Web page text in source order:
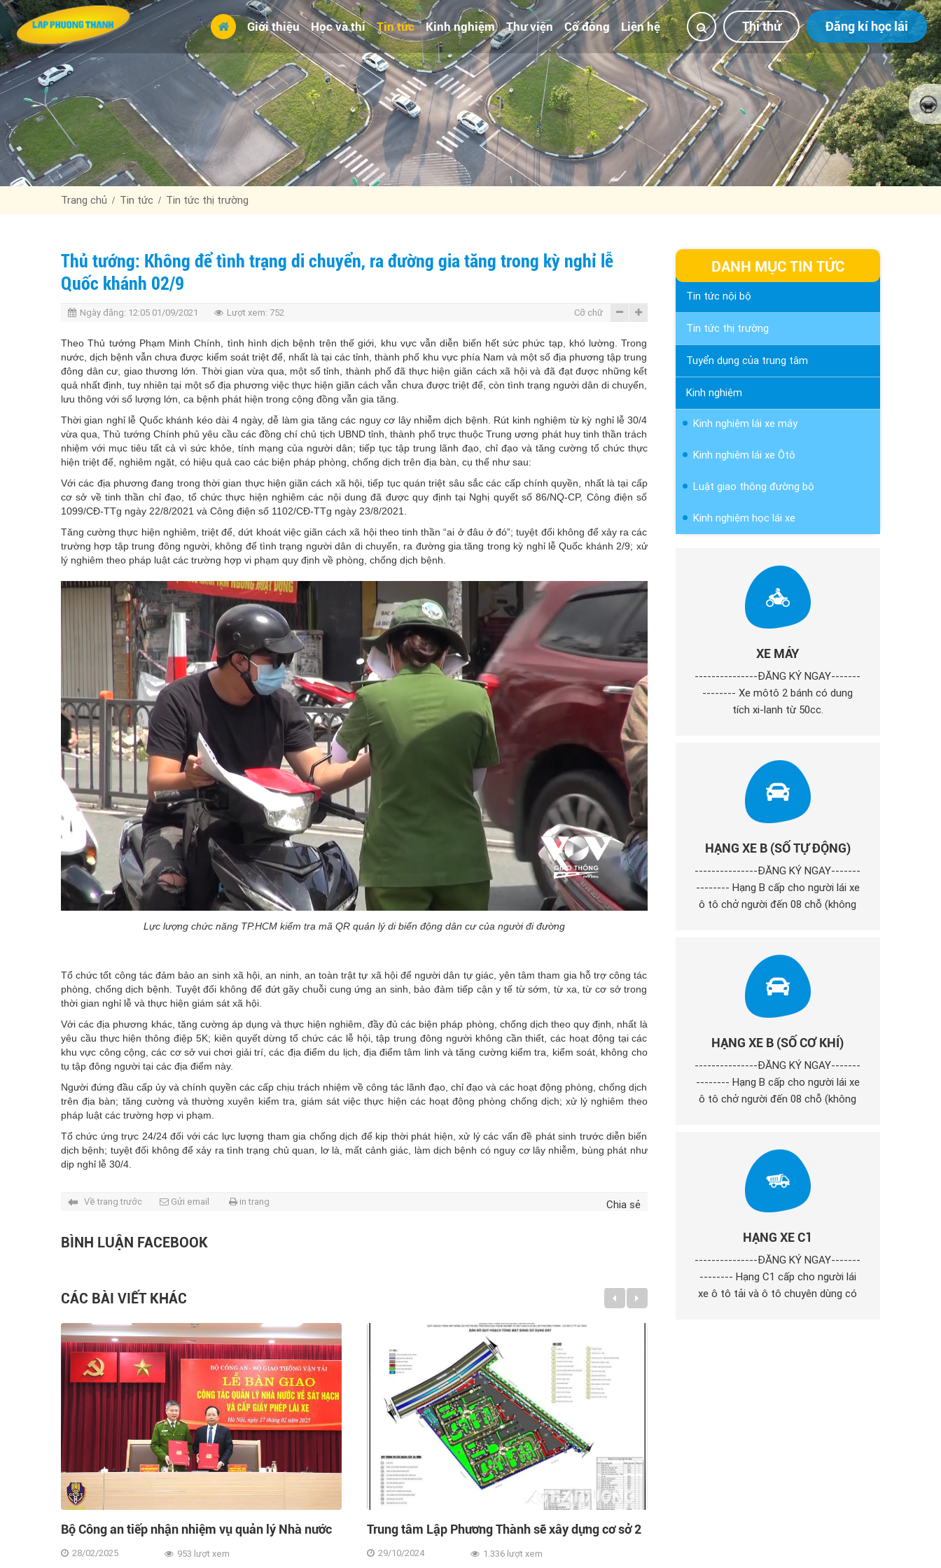
Giới thiệu Học và thi Tin tức Kinh nghiệm Thư viện Cổ đông Liên hệ Thi thử Đăng kí học lái
Trang chủ Tin tức Tin tức thị trường
Thủ tướng: Không để tình trạng di chuyển, ra đường gia tăng trong kỳ nghỉ lễ
Quốc khánh 02/9
Ngày đăng: 12:05 01/09/2021 Lượt xem: 752 Cỡ chữ
Theo Thủ tướng Phạm Minh Chính, tình hình dịch bệnh trên thế giới, khu vực vẫn diễn biến hết sức phức tạp, khó lường. Trong
nước, dịch bệnh vẫn chưa được kiểm soát triệt để, nhất là tại các tỉnh, thành phố khu vực phía Nam và một số địa phương tập trung
đông dân cư, giao thương lớn. Thời gian vừa qua, một số tỉnh, thành phố đã thực hiện giãn cách xã hội và đã đạt được những kết
quả nhất định, tuy nhiên tại một số địa phương việc thực hiện giãn cách vẫn chưa được triệt để, còn tình trạng người dân di chuyển,
lưu thông với số lượng lớn, ca bệnh phát hiện trong cộng đồng vẫn gia tăng.
Thời gian nghỉ lễ Quốc khánh kéo dài 4 ngày, dễ làm gia tăng các nguy cơ lây nhiễm dịch bệnh. Rút kinh nghiệm từ kỳ nghỉ lễ 30/4
vừa qua, Thủ tướng Chính phủ yêu cầu các đồng chí chủ tịch UBND tỉnh, thành phố trực thuộc Trung ương phát huy tinh thần trách
nhiệm với mục tiêu tất cả vì sức khỏe, tính mạng của người dân; tiếp tục tập trung lãnh đạo, chỉ đạo và tăng cường tổ chức thực
hiện triệt để, nghiêm ngặt, có hiệu quả cao các biện pháp phòng, chống dịch trên địa bàn, cụ thể như sau:
Với các địa phương đang trong thời gian thực hiện giãn cách xã hội, tiếp tục quán triệt sâu sắc các cấp chính quyền, nhất là tại cấp
cơ sở về tinh thần chỉ đạo, tổ chức thực hiện nghiêm các nội dung đã được quy định tại Nghị quyết số 86/NQ-CP, Công điện số
1099/CĐ-TTg ngày 22/8/2021 và Công điện số 1102/CĐ-TTg ngày 23/8/2021.
Tăng cường thực hiện nghiêm, triệt để, dứt khoát việc giãn cách xã hội theo tinh thần “ai ở đâu ở đó”; tuyệt đối không để xảy ra các
trường hợp tập trung đông người, không để tình trạng người dân di chuyển, ra đường gia tăng trong kỳ nghỉ lễ Quốc khánh 2/9; xử
lý nghiêm theo pháp luật các trường hợp vi phạm quy định về phòng, chống dịch bệnh.
Lực lượng chức năng TP.HCM kiểm tra mã QR quản lý di biến động dân cư của người đi đường
Tổ chức tốt công tác đảm bảo an sinh xã hội, an ninh, an toàn trật tự xã hội để người dân tự giác, yên tâm tham gia hỗ trợ công tác
phòng, chống dịch bệnh. Tuyệt đối không để đứt gãy chuỗi cung ứng an sinh, bảo đảm tiếp cận y tế từ sớm, từ xa, từ cơ sở trong
thời gian nghỉ lễ và thực hiện giám sát xã hội.
Với các địa phương khác, tăng cường áp dụng và thực hiện nghiêm, đầy đủ các biện pháp phòng, chống dịch theo quy định, nhất là
yêu cầu thực hiện thông điệp 5K; kiên quyết dừng tổ chức các lễ hội, tập trung đông người không cần thiết, các hoạt động tại các
khu vực công cộng, các cơ sở vui chơi giải trí, các địa điểm du lịch, địa điểm tâm linh và tăng cường kiểm tra, kiểm soát, không cho
tụ tập đông người tại các địa điểm này.
Người đứng đầu cấp ủy và chính quyền các cấp chịu trách nhiệm về công tác lãnh đạo, chỉ đạo và các hoạt động phòng, chống dịch
trên địa bàn; tăng cường và thường xuyên kiểm tra, giám sát việc thực hiện các hoạt động phòng chống dịch; xử lý nghiêm theo
pháp luật các trường hợp vi phạm.
Tổ chức ứng trực 24/24 đối với các lực lượng tham gia chống dịch để kịp thời phát hiện, xử lý các vấn đề phát sinh trước diễn biến
dịch bệnh; tuyệt đối không để xảy ra tình trạng chủ quan, lơ là, mất cảnh giác, làm dịch bệnh có nguy cơ lây nhiễm, bùng phát như
dịp nghỉ lễ 30/4.
Về trang trước Gửi email in trang Chia sẻ
BÌNH LUẬN FACEBOOK
CÁC BÀI VIẾT KHÁC
Trung tâm Lập Phương Thành sẽ xây dựng cơ sở 2
tại TP Hải Dương
29/10/2024 1.336 lượt xem
Quy định về giới hạn độ tuổi lái xe tại Việt Nam
17/08/2023 2.516 lượt xem
DANH MỤC TIN TỨC
Tin tức nội bộ
Tin tức thị trường
Tuyển dụng của trung tâm
Kinh nghiệm
Kinh nghiệm lái xe máy
Kinh nghiệm lái xe Ôtô
Luật giao thông đường bộ
Kinh nghiệm học lái xe
XE MÁY
---------------ĐĂNG KÝ NGAY-------
-------- Xe môtô 2 bánh có dung
tích xi-lanh từ 50cc.
HẠNG XE B (SỐ TỰ ĐỘNG)
---------------ĐĂNG KÝ NGAY-------
-------- Hạng B cấp cho người lái xe
ô tô chở người đến 08 chỗ (không
toàn bộ theo thiết kế đến 3.500 kg;
các loại xe ô tô quy định cho giấy
phép lái xe hạng B kéo rơ moóc có
khối lượng toàn bộ theo thiết kế đến
750 kg;
HẠNG XE B (SỐ CƠ KHÍ)
---------------ĐĂNG KÝ NGAY-------
-------- Hạng B cấp cho người lái xe
ô tô chở người đến 08 chỗ (không
toàn bộ theo thiết kế đến 3.500 kg;
các loại xe ô tô quy định cho giấy
phép lái xe hạng B kéo rơ moóc có
khối lượng toàn bộ theo thiết kế đến
750 kg;
HẠNG XE C1
---------------ĐĂNG KÝ NGAY-------
-------- Hạng C1 cấp cho người lái
xe ô tô tải và ô tô chuyên dùng có